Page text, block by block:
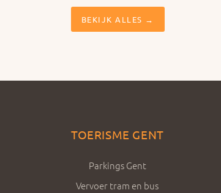
BEKIJK ALLES →
TOERISME GENT
Parkings Gent
Vervoer tram en bus